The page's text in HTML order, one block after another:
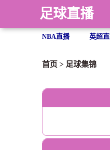
足球直播
NBA直播 英超
首页 > 足球集锦